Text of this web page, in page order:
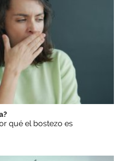
qué el bostezo es